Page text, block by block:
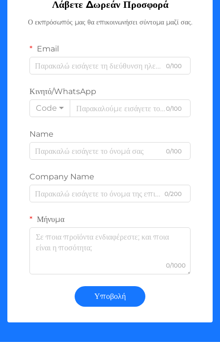
Λάβετε Δωρεάν Προσφορά
Ο εκπρόσωπός μας θα επικοινωνήσει σύντομα μαζί σας.
Email
0/100
Κινητό/WhatsApp
Code
0/100
Name
0/100
Company Name
0/200
Μήνυμα
0/1000
Υποβολή